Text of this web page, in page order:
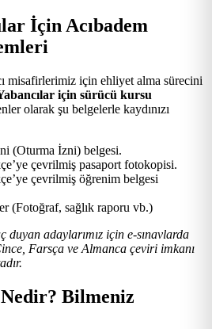
İçin Acıbadem
misafirlerimiz için ehliyet alma sürecini
için sürücü kursu
olarak şu belgelerle kaydınızı
(Oturma İzni) belgesi.
çevrilmiş pasaport fotokopisi.
çevrilmiş öğrenim belgesi
(Fotoğraf, sağlık raporu vb.)
duyan adaylarımız için e-sınavlarda
Farsça ve Almanca çeviri imkanı
Bilmeniz